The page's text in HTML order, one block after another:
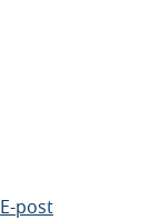
E-post